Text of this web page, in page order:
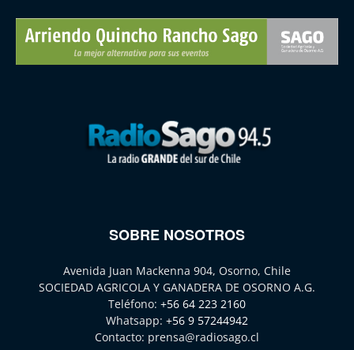
SOBRE NOSOTROS
Avenida Juan Mackenna 904, Osorno, Chile
SOCIEDAD AGRICOLA Y GANADERA DE OSORNO A.G.
Teléfono: +56 64 223 2160
Whatsapp: +56 9 57244942
Contacto: prensa@radiosago.cl